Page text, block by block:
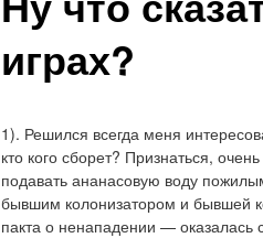
играх?
1). Решился всегда меня
кто кого сборет? Признаться,
подавать ананасовую воду
бывшим колонизатором и бывшей
пакта о ненападении — оказалась